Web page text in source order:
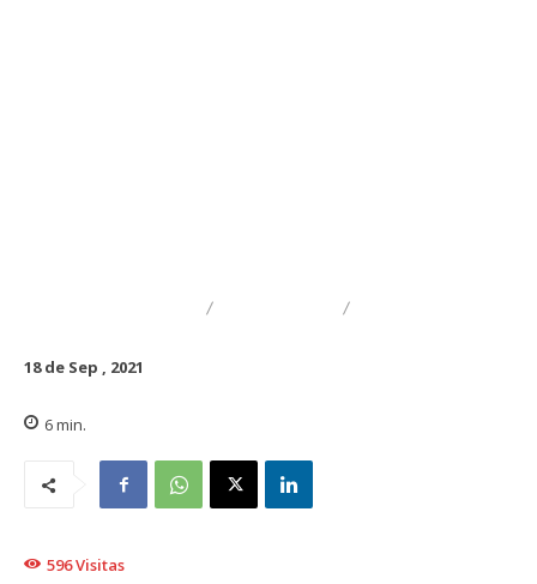
18 de Sep , 2021
6min.
596Visitas